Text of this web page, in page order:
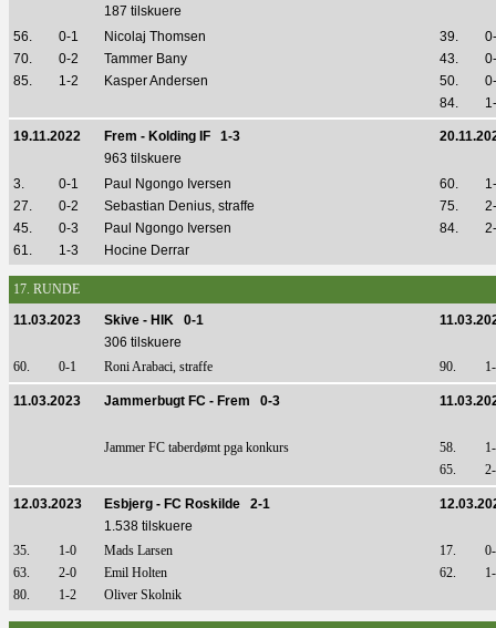
187 tilskuere
56.
0-1 Nicolaj Thomsen 39.
70.
0-2 Tammer Bany 43.
85.
1-2 Kasper Andersen 50.
84.
19.11.2022 Frem - Kolding IF 1-3
963 tilskuere
3.
0-1 Paul Ngongo Iversen 60.
27.
0-2 Sebastian Denius, straffe 75.
45.
0-3 Paul Ngongo Iversen 84.
61.
1-3 Hocine Derrar
17. RUNDE
11.03.2023
Skive - HIK 0-1
306 tilskuere
60.
0-1 Roni Arabaci, straffe 90.
11.03.2023 Jammerbugt FC - Frem 0-3
Jammer FC taberdømt pga konkurs 58.
65.
12.03.2023 Esbjerg - FC Roskilde 2-1
1.538 tilskuere
35.
1-0 Mads Larsen 17.
63.
2-0 Emil Holten 62.
80.
1-2 Oliver Skolnik